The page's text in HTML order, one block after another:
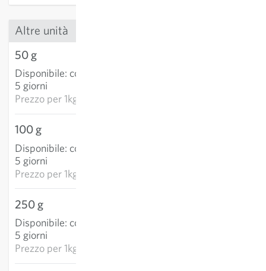
Altre unità
50 g
Disponibile: consegna 3-
5 giorni
Prezzo per1kg: 103,79 €
100 g
Disponibile: consegna 3-
5 giorni
Prezzo per1kg: 82,93 €
250 g
Disponibile: consegna 3-
5 giorni
Prezzo per1kg: 61,20 €